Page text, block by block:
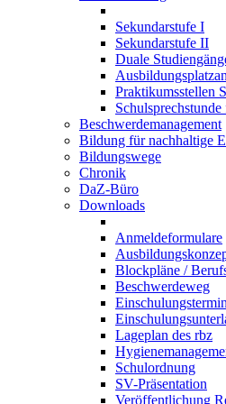
Sekundarstufe I
Sekundarstufe II
Duale
Praktikumsstellen
Beschwerdemanagement
Bildung für nachhaltige
Bildungswege
Chronik
DaZ-Büro
Downloads
Anmeldeformulare
Blockpläne /
Beschwerdeweg
Lageplan des rbz
Schulordnung
SV-Präsentation
Veröffentlichung